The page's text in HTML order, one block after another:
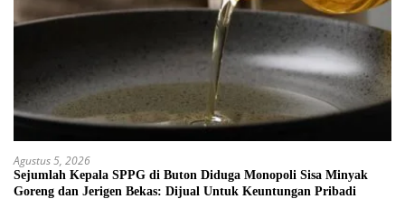
Agustus 5, 2026
Sejumlah Kepala SPPG di Buton Diduga Monopoli Sisa Minyak
Goreng dan Jerigen Bekas: Dijual Untuk Keuntungan Pribadi